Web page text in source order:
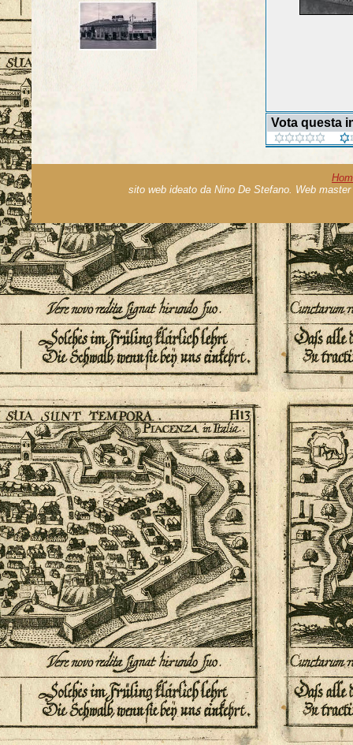
Vota questa
sito web ideato da Nino De Stefano. Web